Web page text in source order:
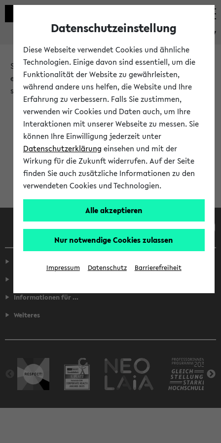
eKVV
Sie möchten auf eine eKVV Funktion zugreifen, die Ihnen
erst nach einer Anmeldung am System zur Verfügung
steht.
Bitte melden Sie sich an:
Anmeldung am eKVV
Informationen für ...
Weiteres
Datenschutzeinstellung
Diese Webseite verwendet Cookies und ähnliche
Technologien. Einige davon sind essentiell, um die
Funktionalität der Website zu gewährleisten,
während andere uns helfen, die Website und Ihre
Erfahrung zu verbessern. Falls Sie zustimmen,
verwenden wir Cookies und Daten auch, um Ihre
Interaktionen mit unserer Webseite zu messen. Sie
können Ihre Einwilligung jederzeit unter
Datenschutzerklärung einsehen und mit der
Wirkung für die Zukunft widerrufen. Auf der Seite
finden Sie auch zusätzliche Informationen zu den
verwendeten Cookies und Technologien.
Alle akzeptieren
Nur notwendige Cookies zulassen
Impressum Datenschutz Barrierefreiheit